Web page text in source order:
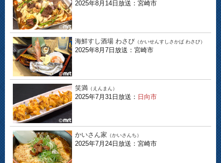
2025年8月14日放送：宮崎市
海鮮すし酒場 わさび （かいせんすしさかば わさび）
2025年8月7日放送：宮崎市
笑満 （えんまん）
2025年7月31日放送： 日向市
かいさん家 （かいさんち）
2025年7月24日放送：宮崎市